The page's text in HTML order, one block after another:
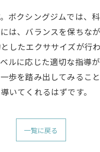
ボクシングジムでは、
は、バランスを保ちな
したエクササイズが行
ルに応じた適切な指導
歩を踏み出してみるこ
いてくれるはずです。
一覧に戻る